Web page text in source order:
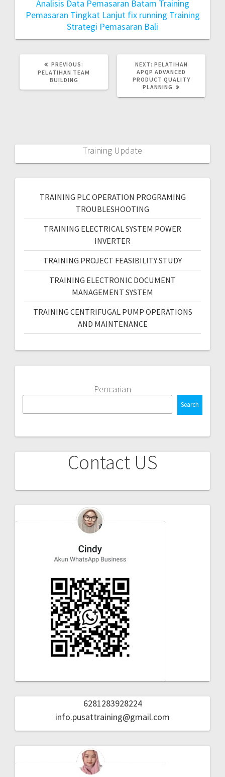
Analisis Data Pemasaran Batam Training
Pemasaran Tingkat Lanjut fix running Training
Strategi Pemasaran Bali
PREVIOUS:
PELATIHAN TEAM
BUILDING
NEXT: PELATIHAN
APQP ADVANCED
PRODUCT QUALITY
PLANNING
Training Update
TRAINING PLC OPERATION PROGRAMING
TROUBLESHOOTING
TRAINING ELECTRICAL SYSTEM POWER
INVERTER
TRAINING PROJECT FEASIBILITY STUDY
TRAINING ELECTRONIC DOCUMENT
MANAGEMENT SYSTEM
TRAINING CENTRIFUGAL PUMP OPERATIONS
AND MAINTENANCE
Pencarian
Search
Contact US
6281283928224
info.pusattraining@gmail.com